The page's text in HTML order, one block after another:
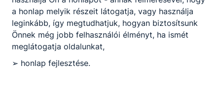
11/C Makón
a honlap melyik részeit látogatja, vagy használja
leginkább, így megtudhatjuk, hogyan biztosítsunk
Önnek még jobb felhasználói élményt, ha ismét
meglátogatja oldalunkat,
➢ honlap fejlesztése.